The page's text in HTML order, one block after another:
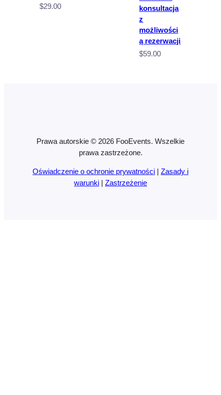
$29.00
konsultacja
z
możliwości
ą rezerwacji
$59.00
Prawa autorskie © 2026 FooEvents. Wszelkie
prawa zastrzeżone.
Oświadczenie o ochronie prywatności
Zasady i
warunki
Zastrzeżenie